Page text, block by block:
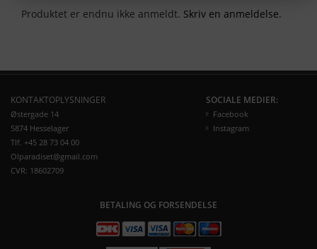
Produktet er endnu ikke anmeldt. Skriv en anmeldelse.
KONTAKTOPLYSNINGER
Østergade 14
5874 Hesselager
Tlf. +45 28 73 04 00
Olparadiset@gmail.com
CVR: 18602709
SOCIALE MEDIER:
Facebook
Instagram
BETALING OG FORSENDELSE